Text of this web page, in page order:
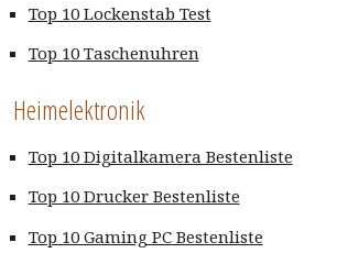
Top 10 Lockenstab Test
Top 10 Taschenuhren
Heimelektronik
Top 10 Digitalkamera Bestenliste
Top 10 Drucker Bestenliste
Top 10 Gaming PC Bestenliste